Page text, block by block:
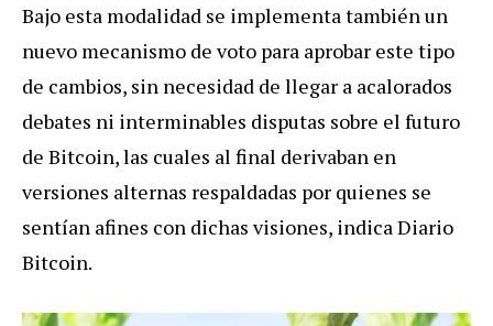
Bajo esta modalidad se implementa también un
nuevo mecanismo de voto para aprobar este tipo
de cambios, sin necesidad de llegar a acalorados
debates ni interminables disputas sobre el futuro
de Bitcoin, las cuales al final derivaban en
versiones alternas respaldadas por quienes se
sentían afines con dichas visiones, indica Diario
Bitcoin.